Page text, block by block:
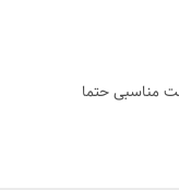
مناسبی حتما